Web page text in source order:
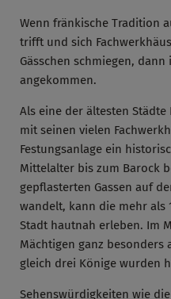
Wenn fränkische Tradition
trifft und sich
Gässchen schmiegen,
angekommen.
Als eine der ältesten Städte
mit seinen vielen
Festungsanlage ein
Mittelalter bis zum Barock
gepflasterten Gassen auf
wandelt, kann die mehr als
Stadt hautnah erleben. Im
Mächtigen ganz besonders
gleich drei Könige wurden
Sehenswürdigkeiten wie